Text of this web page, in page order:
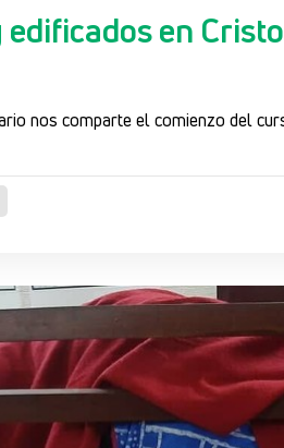
en Cristo
nos comparte el comienzo del